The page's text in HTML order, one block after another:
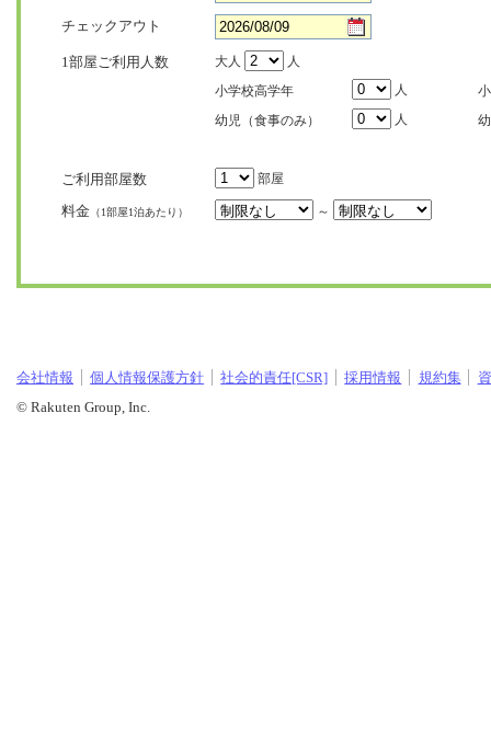
チェックアウト
1部屋ご利用人数 大人
人
小学校高学年
人
幼児（食事のみ）
人
ご利用部屋数 部屋
料金 （1部屋1泊あたり） ～
会社情報 個人情報保護方針 社会的責任[CSR] 採用情報 規約集
© Rakuten Group, Inc.